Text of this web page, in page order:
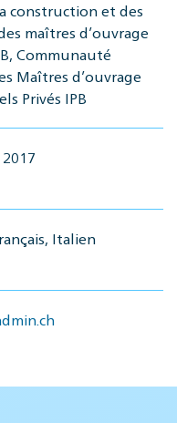
construction et des
maîtres d’ouvrage
Communauté
Maîtres d’ouvrage
Privés IPB
Italien